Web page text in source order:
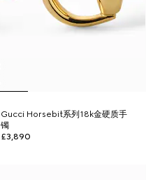
Gucci Horsebit系列18k金硬质手
镯
£3,890